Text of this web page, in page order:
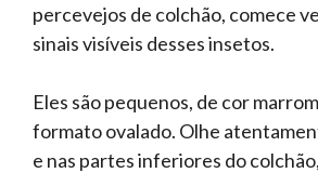
percevejos de colchão, comece
sinais visíveis desses insetos.
Eles são pequenos, de cor
formato ovalado. Olhe
e nas partes inferiores do